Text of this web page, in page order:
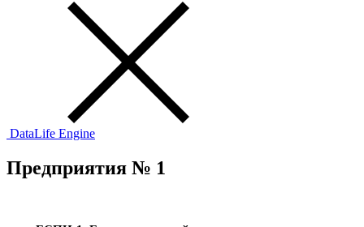
DataLife Engine
Предприятия № 1